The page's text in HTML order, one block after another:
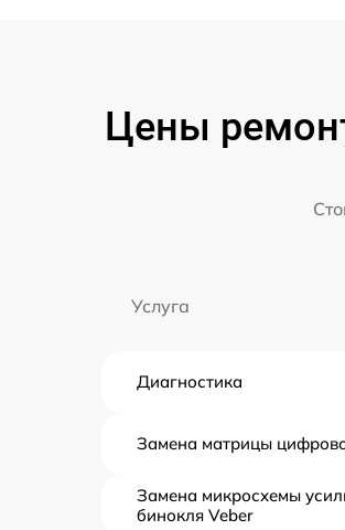
Цены
Услуга
Диагностика
Замена матрицы
Замена микросхемы
бинокля Veber